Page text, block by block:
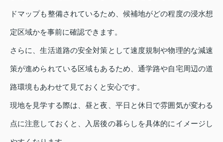
ドマップも整備されているため、候補地がどの程度の浸水想
定区域かを事前に確認できます。
さらに、生活道路の安全対策として速度規制や物理的な減速
策が進められている区域もあるため、通学路や自宅周辺の道
路環境もあわせて見ておくと安心です。
現地を見学する際は、昼と夜、平日と休日で雰囲気が変わる
点に注意しておくと、入居後の暮らしを具体的にイメージし